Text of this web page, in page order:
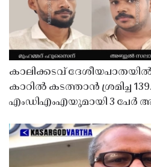
കാലിക്കടവ് ദേശീയപാതയിൽ
കാറിൽ കടത്താൻ ശ്രമിച്ച
എംഡിഎംഎയുമായി 3 പേർ